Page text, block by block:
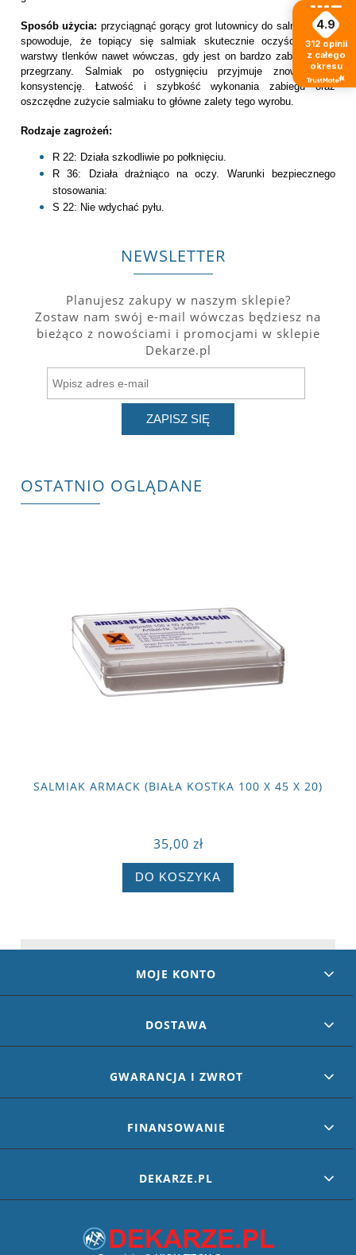
Sposób użycia: przyciągnąć gorący grot lutownicy do salmiaku, co
spowoduje, że topiący się salmiak skutecznie oczyści grot z
warstwy tlenków nawet wówczas, gdy jest on bardzo zabrudzony i
przegrzany. Salmiak po ostygnięciu przyjmuje znowu stałą
konsystencję. Łatwość i szybkość wykonania zabiegu oraz
oszczędne zużycie salmiaku to główne zalety tego wyrobu.
Rodzaje zagrożeń:
R 22: Działa szkodliwie po połknięciu.
R 36: Działa drażniąco na oczy. Warunki bezpiecznego
stosowania:
S 22: Nie wdychać pyłu.
NEWSLETTER
Planujesz zakupy w naszym sklepie?
Zostaw nam swój e-mail wówczas będziesz na
bieżąco z nowościami i promocjami w sklepie
Dekarze.pl
ZAPISZ SIĘ
OSTATNIO OGLĄDANE
SALMIAK ARMACK (BIAŁA KOSTKA 100 X 45 X 20)
35,00 zł
DO KOSZYKA
MOJE KONTO
DOSTAWA
GWARANCJA I ZWROT
FINANSOWANIE
DEKARZE.PL
4.9
312 opinii
z całego
okresu